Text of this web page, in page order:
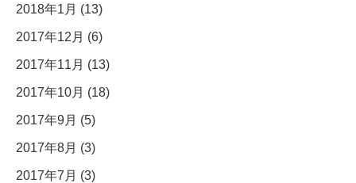
2018年1月 (13)
2017年12月 (6)
2017年11月 (13)
2017年10月 (18)
2017年9月 (5)
2017年8月 (3)
2017年7月 (3)